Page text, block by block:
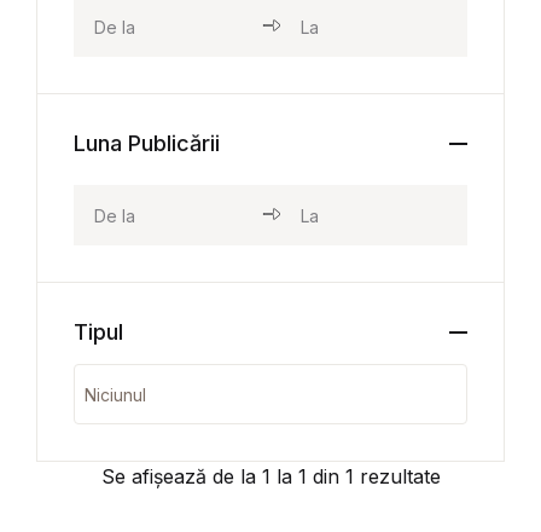
Se afișează de la 1 la 1 din 1 rezultate
Luna Publicării
Tipul